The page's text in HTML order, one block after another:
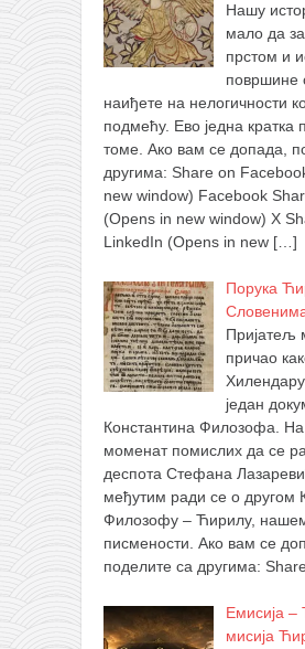
Нашу
мало да
прстом и
површине
наиђете на нелогичности
подмећу. Ево једна кратка
томе. Ако вам се допада,
другима: Share on
new window) Facebook
(Opens in new window) X
LinkedIn (Opens in new […]
Порука
Пријатељ
причао
један
Константина Филозофа.
моменат помислих да се
деспота Стефана
међутим ради се о другом
Филозофу – Ћирилу,
писмености. Ако вам се
поделите са другима: Share
Емисија –
мисија